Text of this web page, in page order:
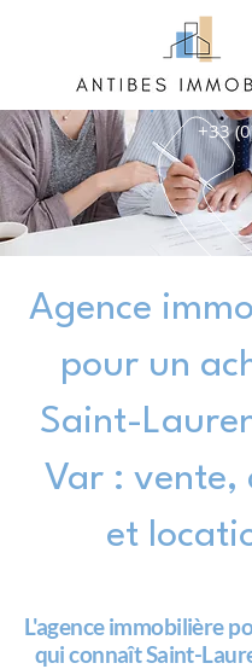
+33
Agence
pour un
Saint-
Var : vente,
et
L'agence immobilière
qui connaît Saint-